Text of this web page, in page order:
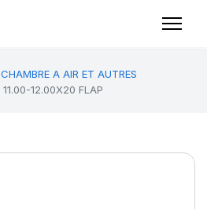
CHAMBRE A AIR ET AUTRES
11.00-12.00X20 FLAP